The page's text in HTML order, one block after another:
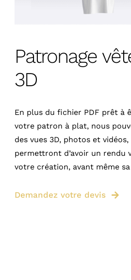
Patronage
3D
En plus du fichier PDF prêt à
votre patron à plat, nous
des vues 3D, photos et
permettront d’avoir un rendu
votre création, avant même
Demandez votre devis